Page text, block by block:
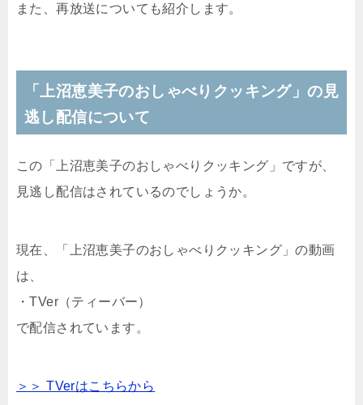
また、再放送についても紹介します。
「上沼恵美子のおしゃべりクッキング」の見
逃し配信について
この「上沼恵美子のおしゃべりクッキング」ですが、
見逃し配信はされているのでしょうか。
現在、「上沼恵美子のおしゃべりクッキング」の動画
は、
・TVer（ティーバー）
で配信されています。
＞＞ TVerはこちらから